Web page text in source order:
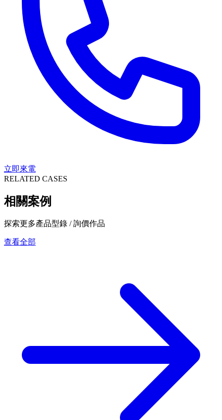
立即來電
RELATED CASES
相關案例
探索更多產品型錄 / 詢價作品
查看全部